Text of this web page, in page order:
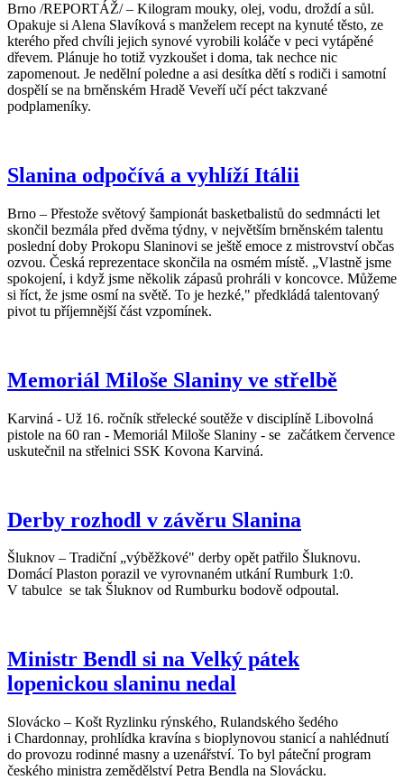
Brno /REPORTÁŽ/ – Kilogram mouky, olej, vodu, droždí a sůl.
Opakuje si Alena Slavíková s manželem recept na kynuté těsto, ze
kterého před chvíli jejich synové vyrobili koláče v peci vytápěné
dřevem. Plánuje ho totiž vyzkoušet i doma, tak nechce nic
zapomenout. Je nedělní poledne a asi desítka dětí s rodiči i samotní
dospělí se na brněnském Hradě Veveří učí péct takzvané
podplameníky.
Slanina odpočívá a vyhlíží Itálii
Brno – Přestože světový šampionát basketbalistů do sedmnácti let
skončil bezmála před dvěma týdny, v největším brněnském talentu
poslední doby Prokopu Slaninovi se ještě emoce z mistrovství občas
ozvou. Česká reprezentace skončila na osmém místě. „Vlastně jsme
spokojení, i když jsme několik zápasů prohráli v koncovce. Můžeme
si říct, že jsme osmí na světě. To je hezké," předkládá talentovaný
pivot tu příjemnější část vzpomínek.
Memoriál Miloše Slaniny ve střelbě
Karviná - Už 16. ročník střelecké soutěže v disciplíně Libovolná
pistole na 60 ran - Memoriál Miloše Slaniny - se začátkem července
uskutečnil na střelnici SSK Kovona Karviná.
Derby rozhodl v závěru Slanina
Šluknov – Tradiční „výběžkové" derby opět patřilo Šluknovu.
Domácí Plaston porazil ve vyrovnaném utkání Rumburk 1:0.
V tabulce se tak Šluknov od Rumburku bodově odpoutal.
Ministr Bendl si na Velký pátek
lopenickou slaninu nedal
Slovácko – Košt Ryzlinku rýnského, Rulandského šedého
i Chardonnay, prohlídka kravína s bioplynovou stanicí a nahlédnutí
do provozu rodinné masny a uzenářství. To byl páteční program
českého ministra zemědělství Petra Bendla na Slovácku.